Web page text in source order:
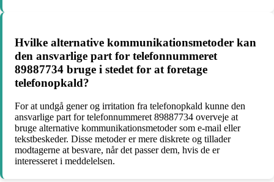
Hvilke alternative kommunikationsmetoder kan
den ansvarlige part for telefonnummeret
89887734 bruge i stedet for at foretage
telefonopkald?
For at undgå gener og irritation fra telefonopkald kunne den
ansvarlige part for telefonnummeret 89887734 overveje at
bruge alternative kommunikationsmetoder som e-mail eller
tekstbeskeder. Disse metoder er mere diskrete og tillader
modtagerne at besvare, når det passer dem, hvis de er
interesseret i meddelelsen.